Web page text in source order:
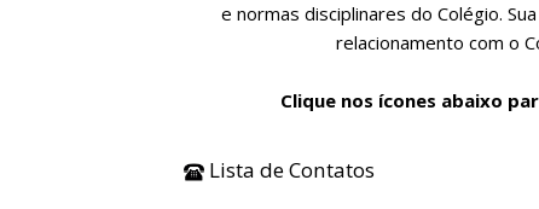
e normas disciplinares do Colégio.
relacionamento com o
Clique nos ícones abaixo
Lista de Contatos